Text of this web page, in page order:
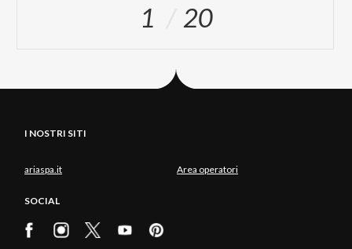
1 20
I NOSTRI SITI
ariaspa.it Area operatori
SOCIAL